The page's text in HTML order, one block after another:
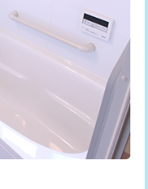
33,000円
8,800円
22,000円